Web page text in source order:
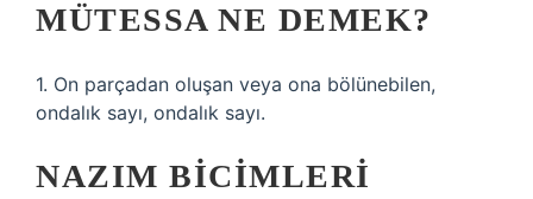
MÜTESSA NE DEMEK?
1. On parçadan oluşan veya ona bölünebilen,
ondalık sayı, ondalık sayı.
NAZIM BICIMLERI